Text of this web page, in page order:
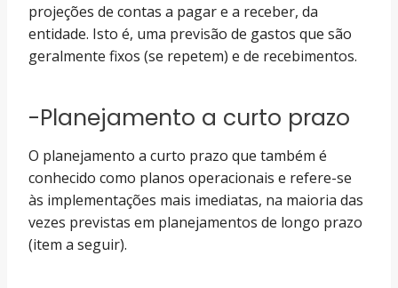
projeções de contas a pagar e a receber, da
entidade. Isto é, uma previsão de gastos que são
geralmente fixos (se repetem) e de recebimentos.
-Planejamento a curto prazo
O planejamento a curto prazo que também é
conhecido como planos operacionais e refere-se
às implementações mais imediatas, na maioria das
vezes previstas em planejamentos de longo prazo
(item a seguir).